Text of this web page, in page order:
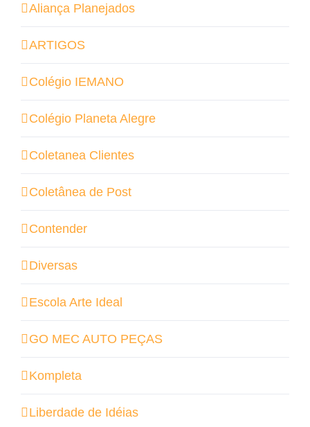
Aliança Planejados
ARTIGOS
Colégio IEMANO
Colégio Planeta Alegre
Coletanea Clientes
Coletânea de Post
Contender
Diversas
Escola Arte Ideal
GO MEC AUTO PEÇAS
Kompleta
Liberdade de Idéias